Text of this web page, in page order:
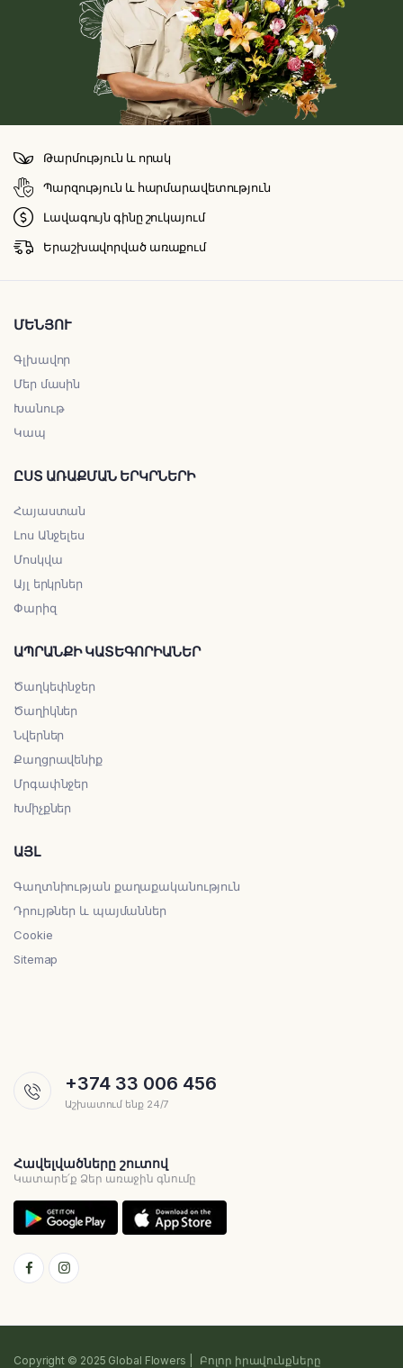
Թարմություն և որակ
Պարզություն և հարմարավետություն
Լավագույն գինը շուկայում
Երաշխավորված առաքում
ՄԵՆՅՈՒ
Գլխավոր
Մեր մասին
Խանութ
Կապ
ԸՍՏ ԱՌԱՔՄԱՆ ԵՐԿՐՆԵՐԻ
Հայաստան
Լոս Անջելես
Մոսկվա
Այլ երկրներ
Փարիզ
ԱՊՐԱՆՔԻ ԿԱՏԵԳՈՐԻԱՆԵՐ
Ծաղկեփնջեր
Ծաղիկներ
Նվերներ
Քաղցրավենիք
Մրգափնջեր
Խմիչքներ
ԱՅԼ
Գաղտնիության քաղաքականություն
Դրույթներ և պայմաններ
Cookie
Sitemap
+374 33 006 456
Աշխատում ենք 24/7
Հավելվածները շուտով
Կատարե՛ք Ձեր առաջին գնումը
Copyright © 2025 Global Flowers | Բոլոր իրավունքները